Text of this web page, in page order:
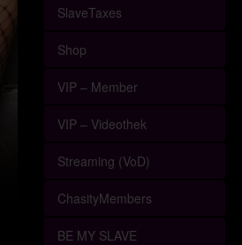
SlaveTaxes
Shop
VIP – Member
VIP – Videothek
Streaming (VoD)
ChasityMembers
BE MY SLAVE